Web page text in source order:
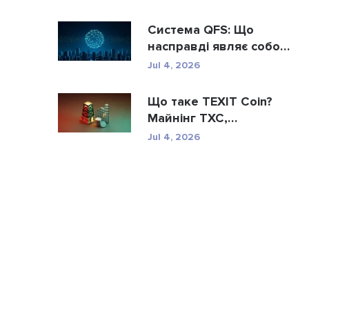
Система QFS: Що
насправді являє собою
...
Jul 4, 2026
Що таке TEXIT Coin?
Майнінг TXC,
характерис...
Jul 4, 2026